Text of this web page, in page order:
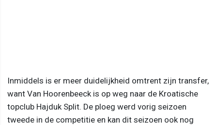
Inmiddels is er meer duidelijkheid omtrent zijn transfer,
want Van Hoorenbeeck is op weg naar de Kroatische
topclub Hajduk Split. De ploeg werd vorig seizoen
tweede in de competitie en kan dit seizoen ook nog